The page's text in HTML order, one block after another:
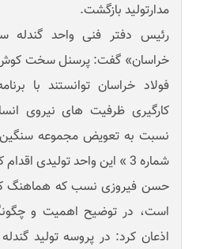
مدارتولید بازگشت.
رئیس دفتر فنی واحد گندله
خراسان» گفت: پرسنل سخت کوش
فولاد خراسان توانستند با
کارگیری ظرفیت های نیروی
نسبت به تعویض مجموعه
شماره 3 » این واحد تولیدی اقدام کنند.
حسن فیروزی نسب که هماهنگ
است، در توضیح اهمیت و
اذعان کرد: در پروسه تولید